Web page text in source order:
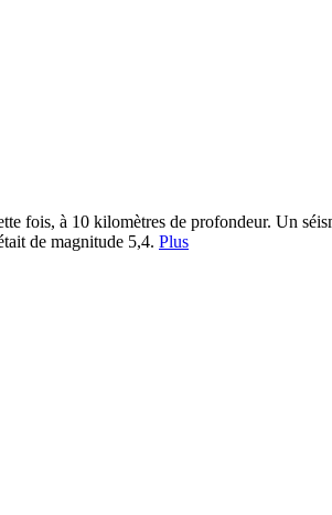
fois, à 10 kilomètres de profondeur. Un
de magnitude 5,4. Plus